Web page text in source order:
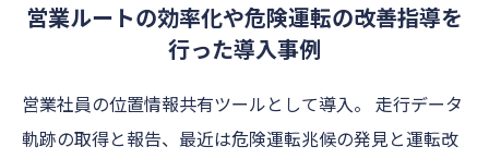
営業ルートの効率化や危険運転の改善指導を
行った導入事例
営業社員の位置情報共有ツールとして導入。 走行データ
軌跡の取得と報告、最近は危険運転兆候の発見と運転改